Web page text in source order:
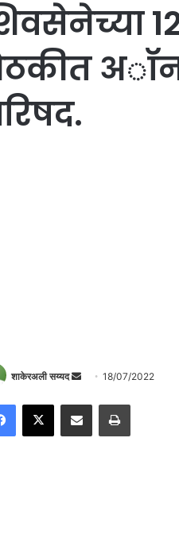
शाकेरअली सय्यद
Send
email
18/07/2022
Facebook
X Share via Email Print